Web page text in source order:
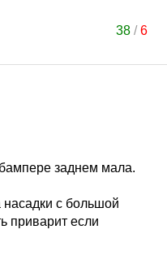
38 /6
заднем мала.
насадки с большой
приварит если